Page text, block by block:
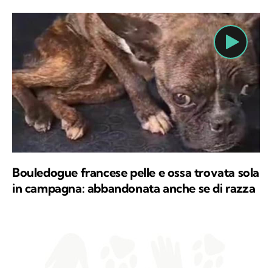
Bouledogue francese pelle e ossa trovata sola
in campagna: abbandonata anche se di razza